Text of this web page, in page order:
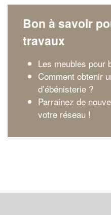
Bon à savoir
travaux
Les meubles pour
Comment obtenir
d’ébénisterie ?
Parrainez de
votre réseau !